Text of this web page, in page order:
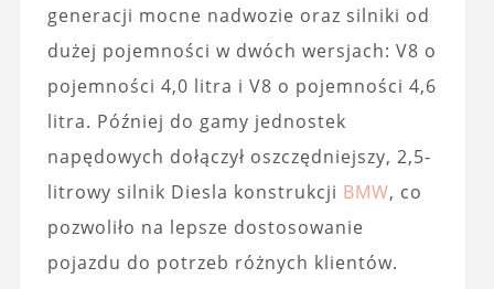
generacji mocne nadwozie oraz silniki od
dużej pojemności w dwóch wersjach: V8 o
pojemności 4,0 litra i V8 o pojemności 4,6
litra. Później do gamy jednostek
napędowych dołączył oszczędniejszy, 2,5-
litrowy silnik Diesla konstrukcji BMW, co
pozwoliło na lepsze dostosowanie
pojazdu do potrzeb różnych klientów.